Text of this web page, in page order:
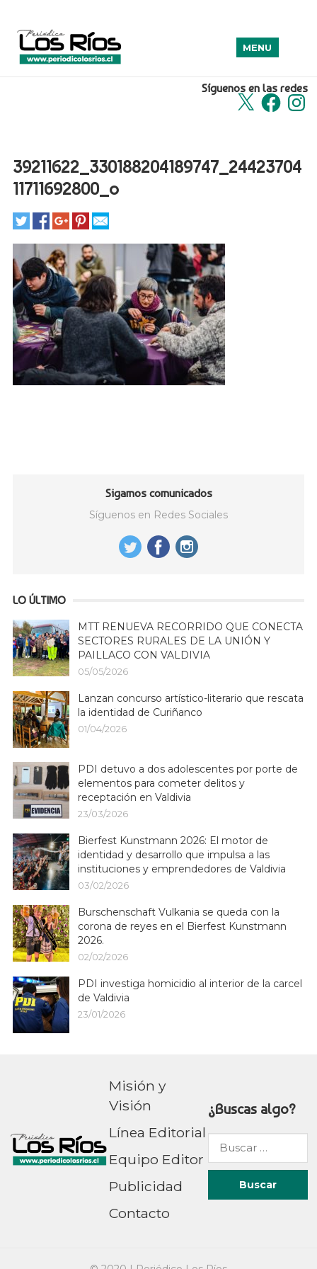
Síguenos en las redes
X Facebook
MENU
39211622_330188204189747_24423704
11711692800_o
Sigamos comunicados
Síguenos en Redes Sociales
LO ÚLTIMO
MTT RENUEVA RECORRIDO QUE CONECTA
SECTORES RURALES DE LA UNIÓN Y
PAILLACO CON VALDIVIA
05/05/2026
Lanzan concurso artístico-literario que rescata
la identidad de Curiñanco
01/04/2026
PDI detuvo a dos adolescentes por porte de
elementos para cometer delitos y
receptación en Valdivia
23/03/2026
Bierfest Kunstmann 2026: El motor de
identidad y desarrollo que impulsa a las
instituciones y emprendedores de Valdivia
03/02/2026
Burschenschaft Vulkania se queda con la
corona de reyes en el Bierfest Kunstmann
2026.
02/02/2026
PDI investiga homicidio al interior de la carcel
de Valdivia
23/01/2026
Misión y
Visión
Línea Editorial
Equipo Editor
Publicidad
Contacto
¿Buscas algo?
Buscar
por: